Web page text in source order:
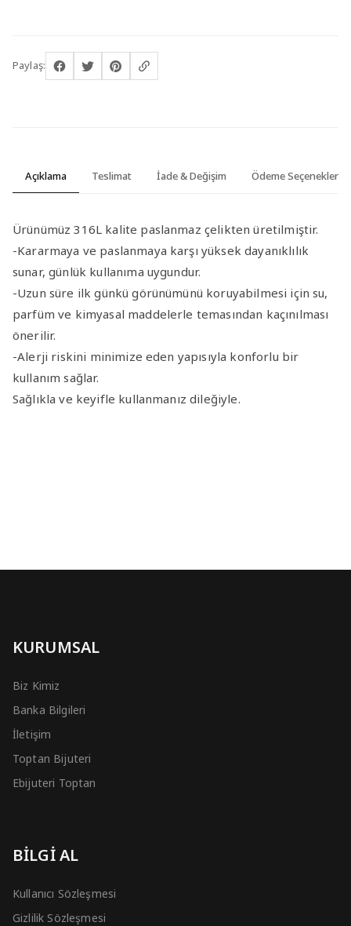
Paylaş:
Açıklama Teslimat İade & Değişim Ödeme Seçenekleri
Ürünümüz 316L kalite paslanmaz çelikten üretilmiştir.
-Kararmaya ve paslanmaya karşı yüksek dayanıklılık
sunar, günlük kullanıma uygundur.
-Uzun süre ilk günkü görünümünü koruyabilmesi için su,
parfüm ve kimyasal maddelerle temasından kaçınılması
önerilir.
-Alerji riskini minimize eden yapısıyla konforlu bir
kullanım sağlar.
Sağlıkla ve keyifle kullanmanız dileğiyle.
KURUMSAL
Biz Kimiz
Banka Bilgileri
İletişim
Toptan Bijuteri
Ebijuteri Toptan
BİLGİ AL
Kullanıcı Sözleşmesi
Gizlilik Sözleşmesi